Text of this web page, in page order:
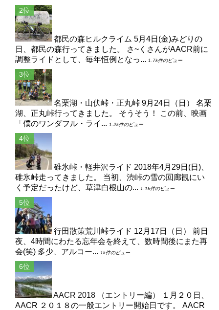
都民の森ヒルクライム 5月4日(金)みどりの
日、都民の森行ってきました。 さ~くさんがAACR前に
調整ライドとして、毎年恒例となっ... 1.7k件のビュー
名栗湖・山伏峠・正丸峠 9月24日（日） 名栗
湖、正丸峠行ってきました。 そうそう！ この前、映画
「僕のワンダフル・ライ... 1.2k件のビュー
碓氷峠・軽井沢ライド 2018年4月29日(日)、
碓氷峠走ってきました。 当初、渋峠の雪の回廊観にい
く予定だったけど、草津白根山の... 1.1k件のビュー
行田散策荒川峠ライド 12月17日（日） 前日
夜、4時間にわたる忘年会を終えて、数時間後にまた再
会(笑) 多少、アルコー... 1k件のビュー
AACR 2018 （エントリー編）
１月２０日、
AACR ２０１８の一般エントリー開始日です。 AACR